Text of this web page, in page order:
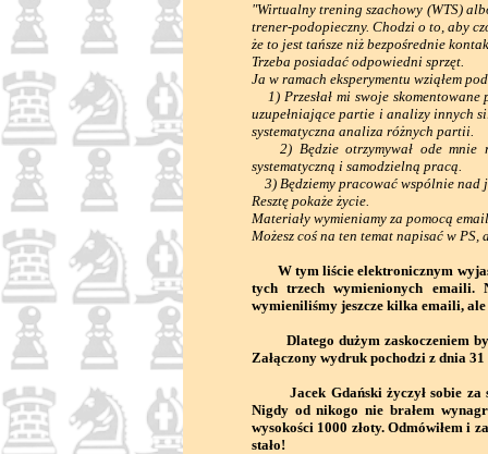
"Wirtualny trening szachowy (WTS)
trener-podopieczny. Chodzi o to, aby
że to jest tańsze niż bezpośrednie
Trzeba posiadać odpowiedni sprzęt.
Ja w ramach eksperymentu wziąłem
1) Przesłał mi swoje
uzupełniające partie i analizy innych
systematyczna analiza różnych partii.
2) Będzie otrzymywał ode mnie
systematyczną i samodzielną pracą.
3) Będziemy pracować wspólnie nad
Resztę pokaże życie.
Materiały wymieniamy za pomocą
Możesz coś na ten temat napisać w
W tym liście elektronicznym
tych trzech wymienionych emaili.
wymieniliśmy jeszcze kilka emaili,
Dlatego dużym zaskoczeniem
Załączony wydruk pochodzi z dnia
Jacek Gdański życzył sobie za
Nigdy od nikogo nie brałem
wysokości 1000 złoty. Odmówiłem i
stało!